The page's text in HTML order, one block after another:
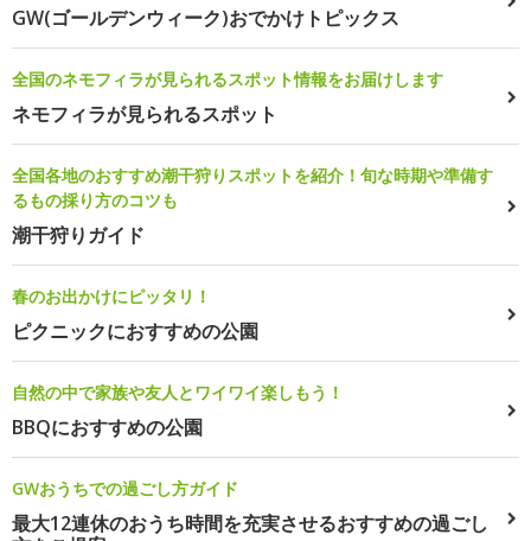
GW(ゴールデンウィーク)おでかけトピックス
全国のネモフィラが見られるスポット情報をお届けします
ネモフィラが見られるスポット
全国各地のおすすめ潮干狩りスポットを紹介！旬な時期や準備す
るもの採り方のコツも
潮干狩りガイド
春のお出かけにピッタリ！
ピクニックにおすすめの公園
自然の中で家族や友人とワイワイ楽しもう！
BBQにおすすめの公園
GWおうちでの過ごし方ガイド
最大12連休のおうち時間を充実させるおすすめの過ごし